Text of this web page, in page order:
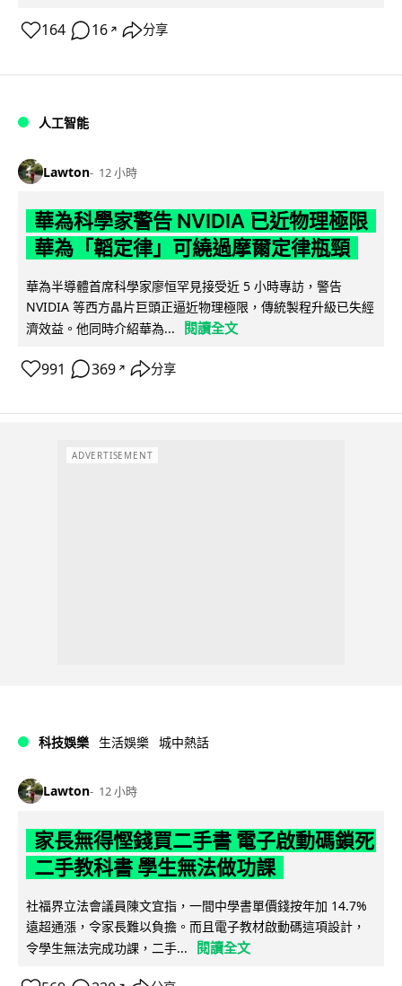
164 16 ↗ 分享
人工智能
Lawton 12 小時
華為科學家警告 NVIDIA 已近物理極限
華為「韜定律」可繞過摩爾定律瓶頸
華為半導體首席科學家廖恒罕見接受近 5 小時專訪，警告
NVIDIA 等西方晶片巨頭正逼近物理極限，傳統製程升級已失經
濟效益。他同時介紹華為...
閱讀全文
991 369 ↗ 分享
ADVERTISEMENT
科技娛樂 生活娛樂 城中熱話
Lawton 12 小時
家長無得慳錢買二手書 電子啟動碼鎖死
二手教科書 學生無法做功課
社福界立法會議員陳文宜指，一間中學書單價錢按年加 14.7%
遠超通漲，令家長難以負擔。而且電子教材啟動碼這項設計，
令學生無法完成功課，二手...
閱讀全文